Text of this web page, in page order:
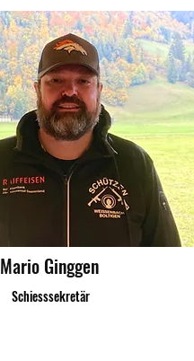
Mario Ginggen
Schiesssekretär